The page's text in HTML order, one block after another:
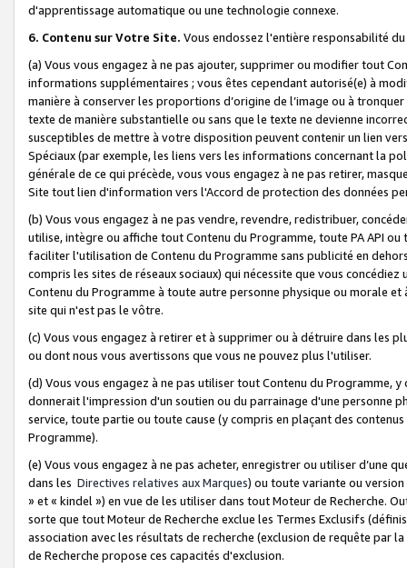
d'apprentissage automatique ou une technologie connexe.
6. Contenu sur Votre Site. Vous endossez l'entière responsabilité
(a) Vous vous engagez à ne pas ajouter, supprimer ou modifier tout
informations supplémentaires ; vous êtes cependant autorisé(e) à
manière à conserver les proportions d’origine de l’image ou à
texte de manière substantielle ou sans que le texte ne devienne
susceptibles de mettre à votre disposition peuvent contenir un lien
Spéciaux (par exemple, les liens vers les informations concernant la
générale de ce qui précède, vous vous engagez à ne pas retirer,
Site tout lien d'information vers l'Accord de protection des données
(b) Vous vous engagez à ne pas vendre, revendre, redistribuer,
utilise, intègre ou affiche tout Contenu du Programme, toute PA API
faciliter l'utilisation de Contenu du Programme sans publicité en
compris les sites de réseaux sociaux) qui nécessite que vous
Contenu du Programme à toute autre personne physique ou morale
site qui n'est pas le vôtre.
(c) Vous vous engagez à retirer et à supprimer ou à détruire dans les
ou dont nous vous avertissons que vous ne pouvez plus l'utiliser.
(d) Vous vous engagez à ne pas utiliser tout Contenu du Programme,
donnerait l'impression d'un soutien ou du parrainage d'une personne
service, toute partie ou toute cause (y compris en plaçant des
Programme).
(e) Vous vous engagez à ne pas acheter, enregistrer ou utiliser d’une
dans les Directives relatives aux Marques) ou toute variante ou
» et « kindel ») en vue de les utiliser dans tout Moteur de Recherche.
sorte que tout Moteur de Recherche exclue les Termes Exclusifs
association avec les résultats de recherche (exclusion de requête
de Recherche propose ces capacités d'exclusion.